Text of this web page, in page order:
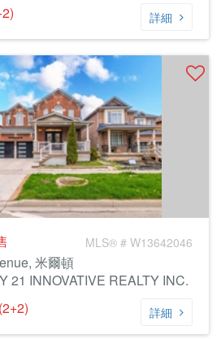
詳細
MLS® # W13642046
米爾頓
21 INNOVATIVE REALTY INC.
詳細